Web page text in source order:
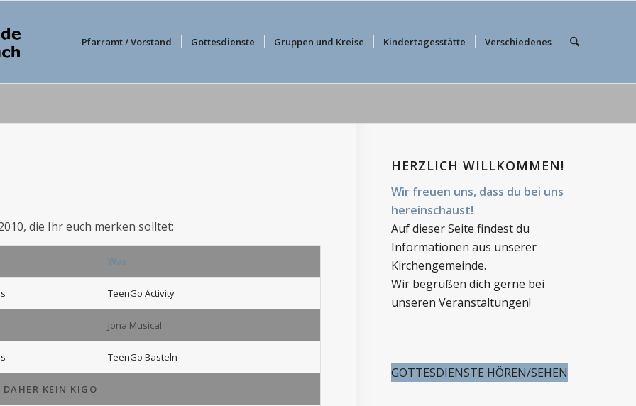
Pfarramt / Vorstand Gottesdienste Gruppen und Kreise Kindertagesstätte Verschiedenes
die Ihr euch merken solltet:
Was
TeenGo Activity
Jona Musical
TeenGo Basteln
DAHER KEIN KIGO
HERZLICH WILLKOMMEN!
Wir freuen uns, dass du bei uns
hereinschaust!
Auf dieser Seite findest du
Informationen aus unserer
Kirchengemeinde.
Wir begrüßen dich gerne bei
unseren Veranstaltungen!
GOTTESDIENSTE HÖREN/SEHEN